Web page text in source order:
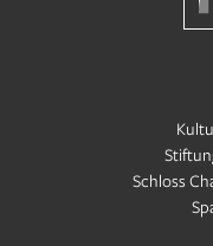
Schloss